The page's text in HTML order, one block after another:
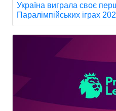
Україна виграла своє
Паралімпійських іграх